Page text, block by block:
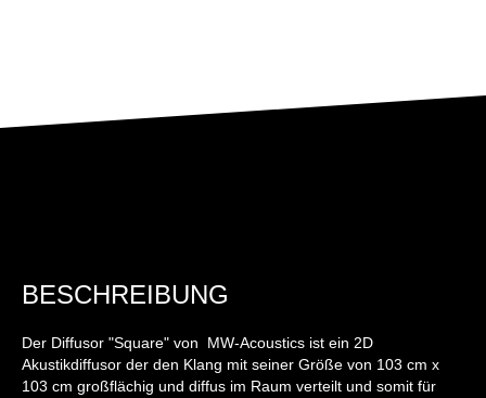
BESCHREIBUNG
Der Diffusor "Square" von MW-Acoustics ist ein 2D
Akustikdiffusor der den Klang mit seiner Größe von 103 cm x
103 cm großflächig und diffus im Raum verteilt und somit für